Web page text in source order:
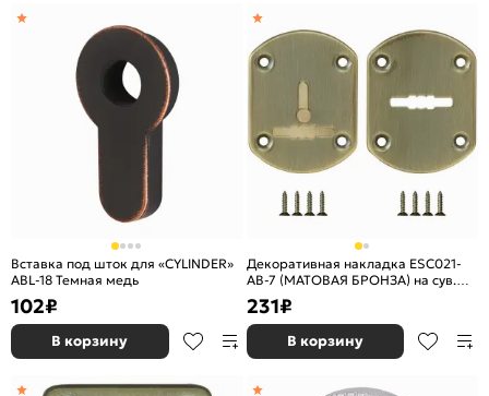
Вставка под шток для «CYLINDER»
ABL-18 Темная медь
102₽
В корзину
Декоративная накладка ESC021-
AB-7 (МАТОВАЯ БРОНЗА) на сув.
замок со шторкой (2 шт)
231₽
В корзину